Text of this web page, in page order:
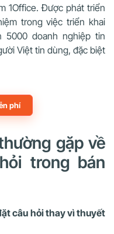
1Office. Được phát triển
trong việc triển khai
5000 doanh nghiệp tin
Việt tin dùng, đặc biệt
phí
gặp về
trong bán
câu hỏi thay vì thuyết